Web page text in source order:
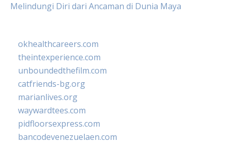
Melindungi Diri dari Ancaman di Dunia Maya
okhealthcareers.com
theintexperience.com
unboundedthefilm.com
catfriends-bg.org
marianlives.org
waywardtees.com
pidfloorsexpress.com
bancodevenezuelaen.com